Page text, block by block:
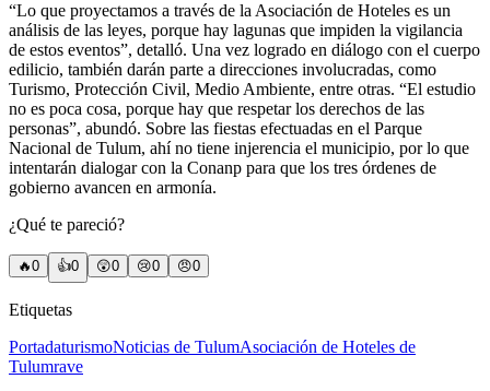
“Lo que proyectamos a través de la Asociación de Hoteles es un
análisis de las leyes, porque hay lagunas que impiden la vigilancia
de estos eventos”, detalló. Una vez logrado en diálogo con el cuerpo
edilicio, también darán parte a direcciones involucradas, como
Turismo, Protección Civil, Medio Ambiente, entre otras. “El estudio
no es poca cosa, porque hay que respetar los derechos de las
personas”, abundó. Sobre las fiestas efectuadas en el Parque
Nacional de Tulum, ahí no tiene injerencia el municipio, por lo que
intentarán dialogar con la Conanp para que los tres órdenes de
gobierno avancen en armonía.
¿Qué te pareció?
🔥0 👍0 😲0 😢0 😠0
Etiquetas
PortadaturismoNoticias de TulumAsociación de Hoteles de
Tulumrave